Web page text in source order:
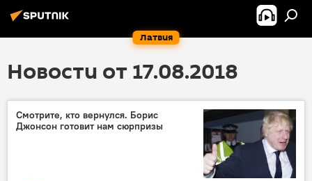
Латвия
Новости от 17.08.2018
Смотрите, кто вернулся. Борис
Джонсон готовит нам сюрпризы